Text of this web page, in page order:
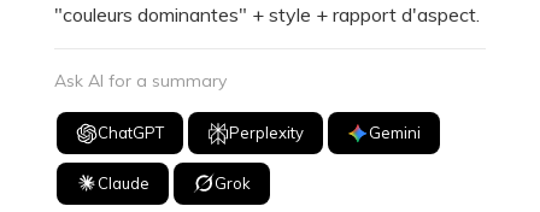
"couleurs dominantes" + style + rapport d'aspect.
Ask AI for a summary
ChatGPT Perplexity Gemini
Claude Grok